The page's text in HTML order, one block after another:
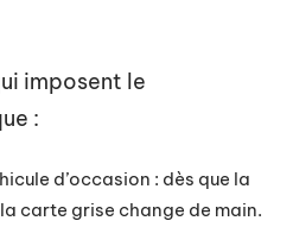
imposent le
:
d’occasion : dès que la
carte grise change de main.